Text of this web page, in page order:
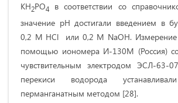
KH2PO4 в соответствии со
значение рН достигали введением в
0,2 М HCl или 0,2 М NaOH. Измерение
помощью иономера И-130М (Россия)
чувствительным электродом ЭСЛ-63-
перекиси водорода
перманганатным методом [28].